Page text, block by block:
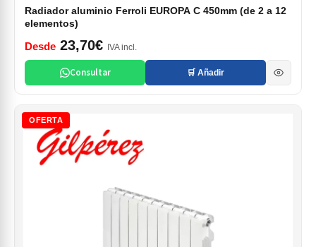
Radiador aluminio Ferroli EUROPA C 450mm (de 2 a 12
elementos)
Desde 23,70€ IVA incl.
Consultar 🛒 Añadir
OFERTA